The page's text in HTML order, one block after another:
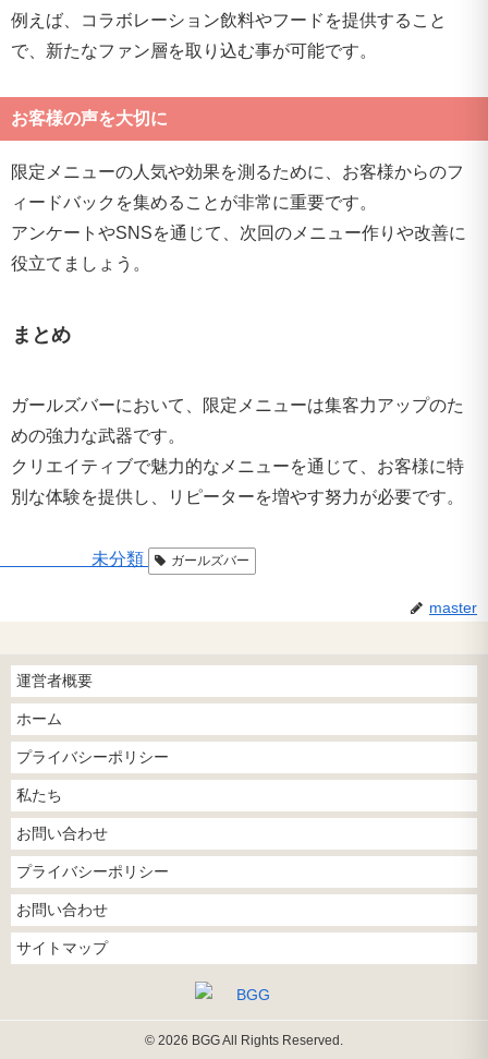
例えば、コラボレーション飲料やフードを提供すること
で、新たなファン層を取り込む事が可能です。
お客様の声を大切に
限定メニューの人気や効果を測るために、お客様からのフ
ィードバックを集めることが非常に重要です。
アンケートやSNSを通じて、次回のメニュー作りや改善に
役立てましょう。
まとめ
ガールズバーにおいて、限定メニューは集客力アップのた
めの強力な武器です。
クリエイティブで魅力的なメニューを通じて、お客様に特
別な体験を提供し、リピーターを増やす努力が必要です。
未分類 ガールズバー
master
運営者概要
ホーム
プライバシーポリシー
私たち
お問い合わせ
プライバシーポリシー
お問い合わせ
サイトマップ
© 2026 BGG All Rights Reserved.